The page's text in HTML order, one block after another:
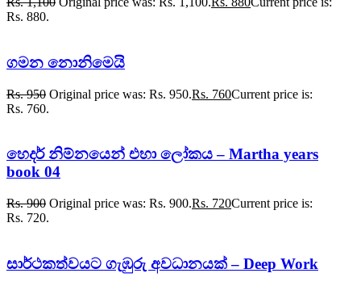
Rs. 880.
ගමන නොනිමෙයි
Rs.950 Original price was: Rs. 950.Rs. 760Current price is:
Rs. 760.
හෙදර් නිම්නයෙන් එහා ලෝකය – Martha years
book 04
Rs.900 Original price was: Rs. 900.Rs. 720Current price is:
Rs. 720.
සාර්ථකත්වයට ගැඹුරු අවධානයක් – Deep Work